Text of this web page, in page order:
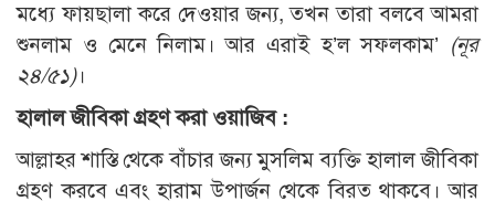
মধ্যে ফায়ছালা করে দেওয়ার জন্য, তখন তারা বলবে আমরা
শুনলাম ও মেনে নিলাম। আর এরাই হ’ল সফলকাম’ (নূর
২৪/৫১)।
হালাল জীবিকা গ্রহণ করা ওয়াজিব :
আল্লাহর শাস্তি থেকে বাঁচার জন্য মুসলিম ব্যক্তি হালাল জীবিকা
গ্রহণ করবে এবং হারাম উপার্জন থেকে বিরত থাকবে। আর